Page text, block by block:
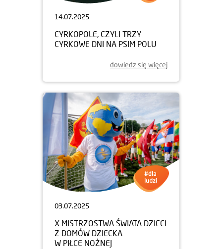
14.07.2025
CYRKOPOLE, CZYLI TRZY
CYRKOWE DNI NA PSIM POLU
dowiedz się więcej
03.07.2025
X MISTRZOSTWA ŚWIATA DZIECI
Z DOMÓW DZIECKA
W PIŁCE NOŻNEJ